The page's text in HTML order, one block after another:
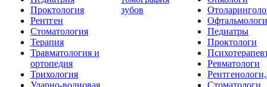
Проктология
Рентген
Стоматология
Терапия
Травматология и
ортопедия
Трихология
Ударно-волновая
зубов
Офтальмологи
Педиатры
Проктологи
Ревматологи
Стоматологи